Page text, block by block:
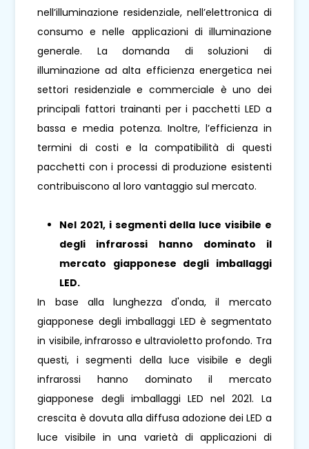
nell’illuminazione residenziale, nell’elettronica di
consumo e nelle applicazioni di illuminazione
generale. La domanda di soluzioni di
illuminazione ad alta efficienza energetica nei
settori residenziale e commerciale è uno dei
principali fattori trainanti per i pacchetti LED a
bassa e media potenza. Inoltre, l’efficienza in
termini di costi e la compatibilità di questi
pacchetti con i processi di produzione esistenti
contribuiscono al loro vantaggio sul mercato.
Nel 2021, i segmenti della luce visibile e
degli infrarossi hanno dominato il
mercato giapponese degli imballaggi
LED.
In base alla lunghezza d'onda, il mercato
giapponese degli imballaggi LED è segmentato
in visibile, infrarosso e ultravioletto profondo. Tra
questi, i segmenti della luce visibile e degli
infrarossi hanno dominato il mercato
giapponese degli imballaggi LED nel 2021. La
crescita è dovuta alla diffusa adozione dei LED a
luce visibile in una varietà di applicazioni di